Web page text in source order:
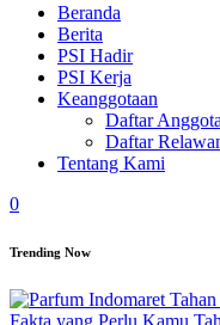
Beranda
Berita
PSI Hadir
PSI Kerja
Keanggotaan
Daftar Anggota
Daftar
Tentang Kami
0
Trending Now